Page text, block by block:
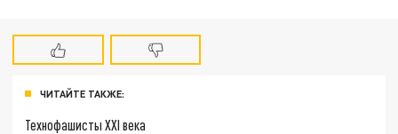
ЧИТАЙТЕ ТАКЖЕ:
Технофашисты XXI века